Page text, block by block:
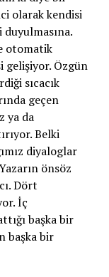
olarak kendisi
duyulmasına.
otomatik
gelişiyor. Özgün
sıcacık
geçen
ya da
Belki
diyaloglar
önsöz
Dört
İç
başka bir
başka bir